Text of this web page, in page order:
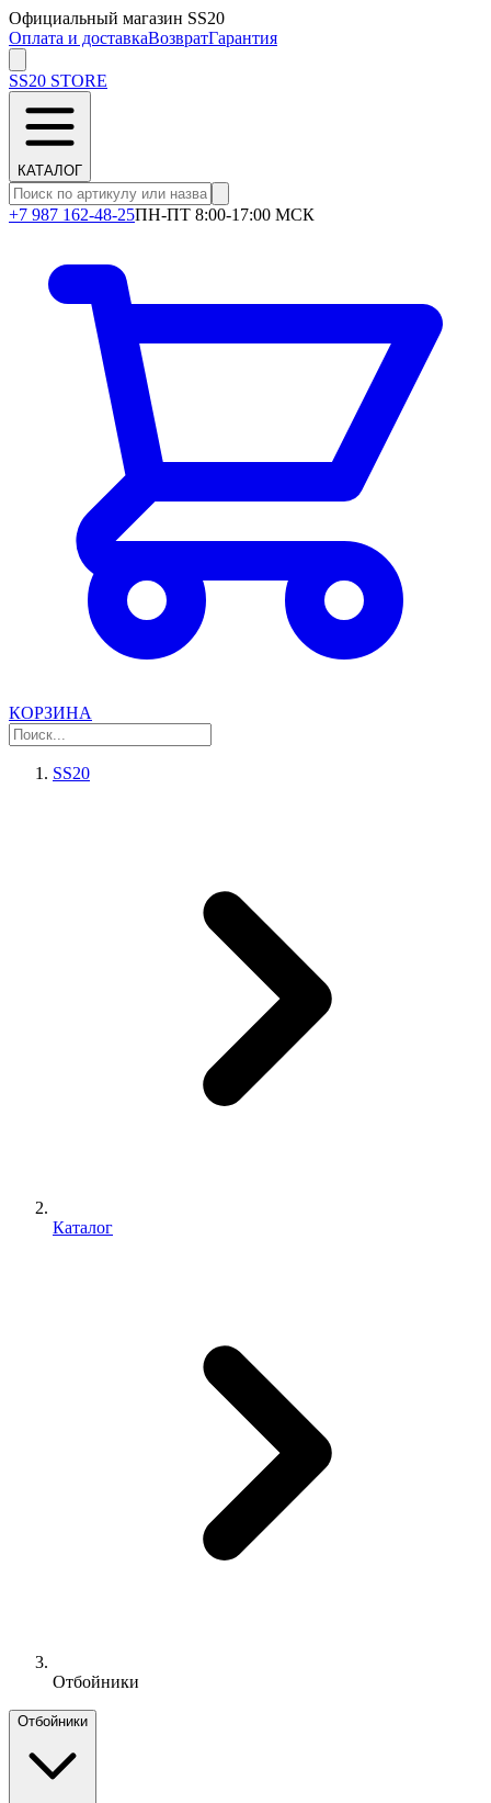
Официальный магазин SS20
Оплата и доставкаВозвратГарантия
SS20 STORE
КАТАЛОГ
+7 987 162-48-25ПН-ПТ 8:00-17:00 МСК
КОРЗИНА
SS20
Каталог
Отбойники
Отбойники